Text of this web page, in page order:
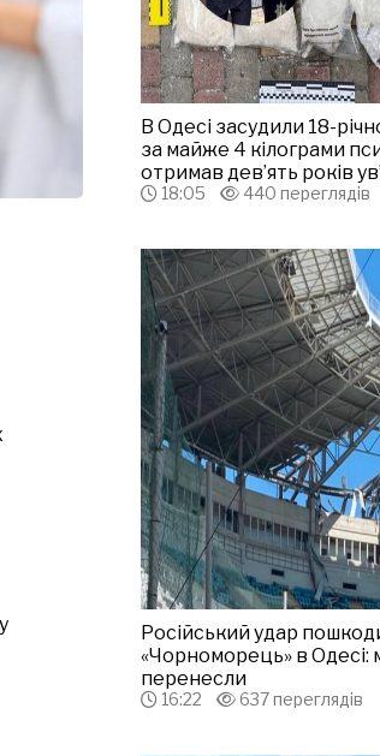
В Одесі засудили 18-
за майже 4 кілограми
отримав дев’ять років
18:05 440 переглядів
Російський удар
«Чорноморець» в Одесі:
перенесли
16:22 637 переглядів